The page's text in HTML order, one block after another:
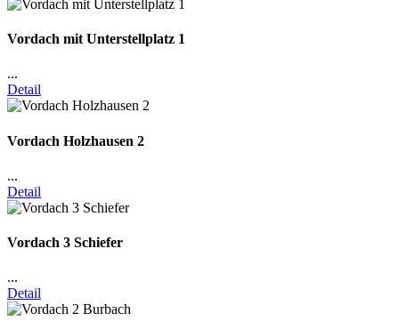
Vordach mit Unterstellplatz 1
...
Detail
Vordach Holzhausen 2
...
Detail
Vordach 3 Schiefer
...
Detail